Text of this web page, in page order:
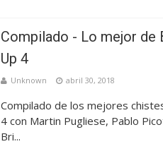
Compilado - Lo mejor de
Up 4
Unknown abril 30, 2018
Compilado de los mejores
4 con Martin Pugliese, Pablo
Bri...